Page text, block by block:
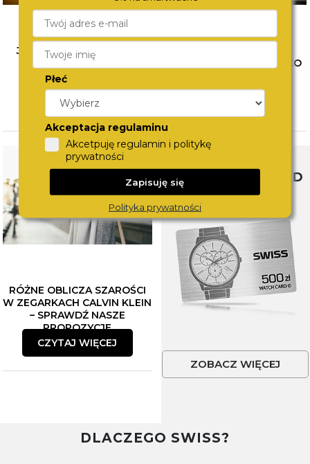
JAK ŁĄCZYĆ BIŻUTERIĘ?
POZNAJ SPOSOBY NA
MODNE STYLIZACJE
CZYTAJ WIĘCEJ
ZEGARKA DLA DZIECKA. CO
CZYTAJ WIĘCEJ
RÓŻNE OBLICZA SZAROŚCI
W ZEGARKACH CALVIN KLEIN
– SPRAWDŹ NASZE
PROPOZYCJE
CZYTAJ WIĘCEJ
SWISS WATCHCARD
ZOBACZ WIĘCEJ
DLACZEGO SWISS?
Płeć
Akceptacja regulaminu
Akcetpuję regulamin i politykę
prywatności
Zapisuję się
Polityka prywatności